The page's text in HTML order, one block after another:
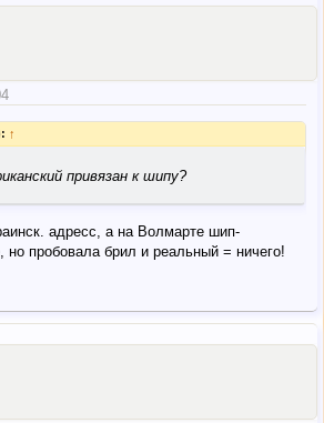
↑
привязан к шипу?
адресс, а на Волмарте шип-
пробовала брил и реальный = ничего!